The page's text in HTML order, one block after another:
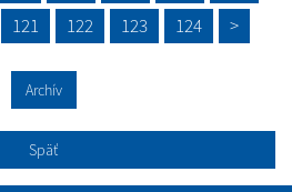
121 122 123 124 >
Archív
Späť